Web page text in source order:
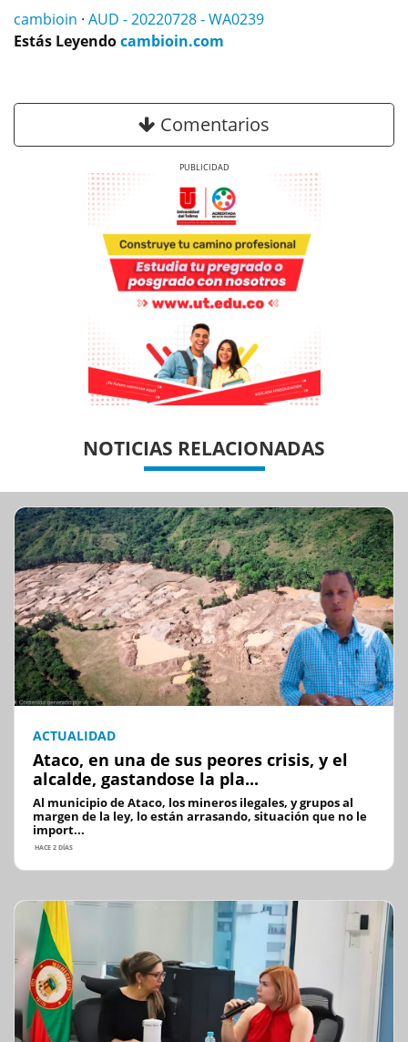
cambioin · AUD - 20220728 - WA0239
Estás Leyendocambioin.com
Comentarios
NOTICIAS RELACIONADAS
ACTUALIDAD
Ataco, en una de sus peores crisis, y el
alcalde, gastandose la pla...
Al municipio de Ataco, los mineros ilegales, y grupos al
margen de la ley, lo están arrasando, situación que no le
import...
HACE 2 DÍAS